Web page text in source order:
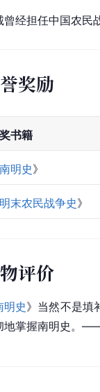
曾经担任中国农民
奖励
书籍
南明史》
明末农民战争史》
评价
明史》当然不是填
地掌握南明史。